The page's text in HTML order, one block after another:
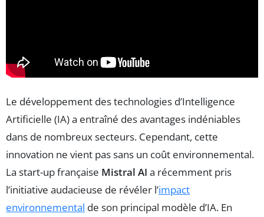
Le développement des technologies d’Intelligence
Artificielle (IA) a entraîné des avantages indéniables
dans de nombreux secteurs. Cependant, cette
innovation ne vient pas sans un coût environnemental.
La start-up française Mistral AI a récemment pris
l’initiative audacieuse de révéler l’impact
environnemental de son principal modèle d’IA. En